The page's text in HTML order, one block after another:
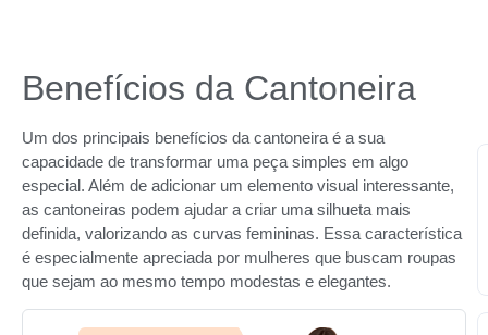
Benefícios da Cantoneira
Um dos principais benefícios da cantoneira é a sua
capacidade de transformar uma peça simples em algo
especial. Além de adicionar um elemento visual interessante,
as cantoneiras podem ajudar a criar uma silhueta mais
definida, valorizando as curvas femininas. Essa característica
é especialmente apreciada por mulheres que buscam roupas
que sejam ao mesmo tempo modestas e elegantes.